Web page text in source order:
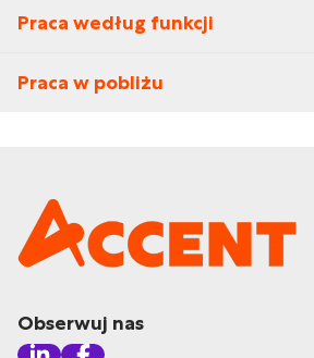
Praca według funkcji
Praca w pobliżu
Obserwuj nas